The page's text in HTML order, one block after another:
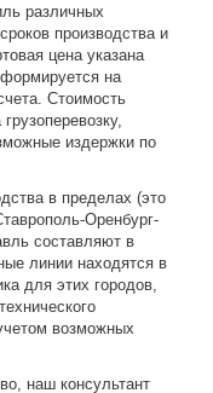
различных
производства и
цена указана
на
Стоимость
издержки по
в пределах (это
Оренбург-
составляют в
линии находятся в
для этих городов,
возможных
наш консультант